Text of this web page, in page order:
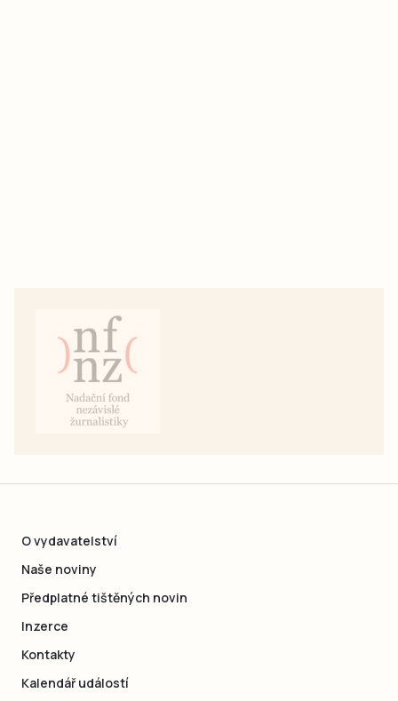
O vydavatelství
Naše noviny
Předplatné tištěných novin
Inzerce
Kontakty
Kalendář událostí